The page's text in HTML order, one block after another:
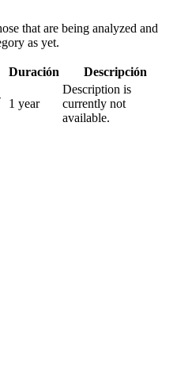
that are being analyzed and
as yet.
Duración
Descripción
1 year
Description is
currently not
available.